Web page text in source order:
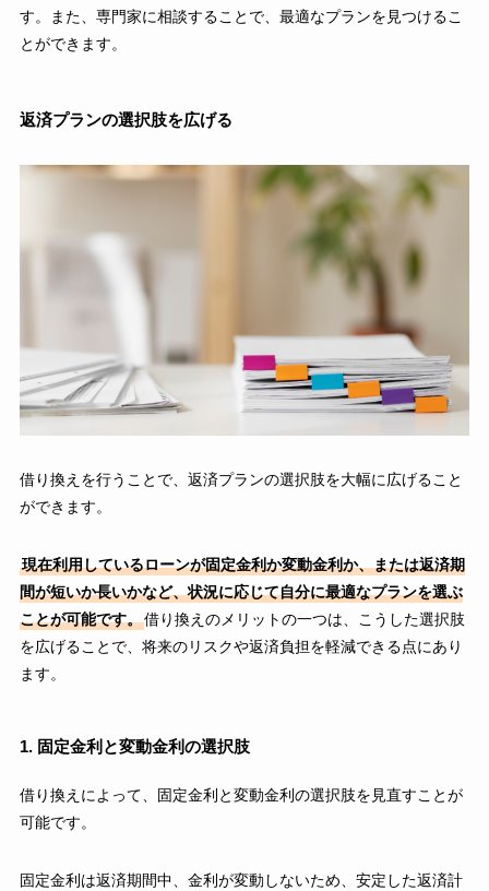
す。また、専門家に相談することで、最適なプランを見つけるこ
とができます。
返済プランの選択肢を広げる
借り換えを行うことで、返済プランの選択肢を大幅に広げること
ができます。
現在利用しているローンが固定金利か変動金利か、または返済期
間が短いか長いかなど、状況に応じて自分に最適なプランを選ぶ
ことが可能です。借り換えのメリットの一つは、こうした選択肢
を広げることで、将来のリスクや返済負担を軽減できる点にあり
ます。
1. 固定金利と変動金利の選択肢
借り換えによって、固定金利と変動金利の選択肢を見直すことが
可能です。
固定金利は返済期間中、金利が変動しないため、安定した返済計